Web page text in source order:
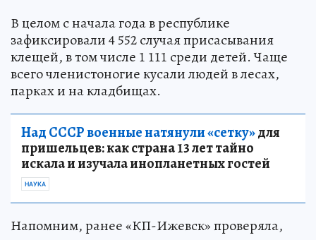
В целом с начала года в республике
зафиксировали 4 552 случая присасывания
клещей, в том числе 1 111 среди детей. Чаще
всего членистоногие кусали людей в лесах,
парках и на кладбищах.
Над СССР военные натянули «сетку»для
пришельцев: как страна 13 лет тайно
искала и изучала инопланетных гостей
НАУКА
Напомним, ранее «КП-Ижевск» проверяла,